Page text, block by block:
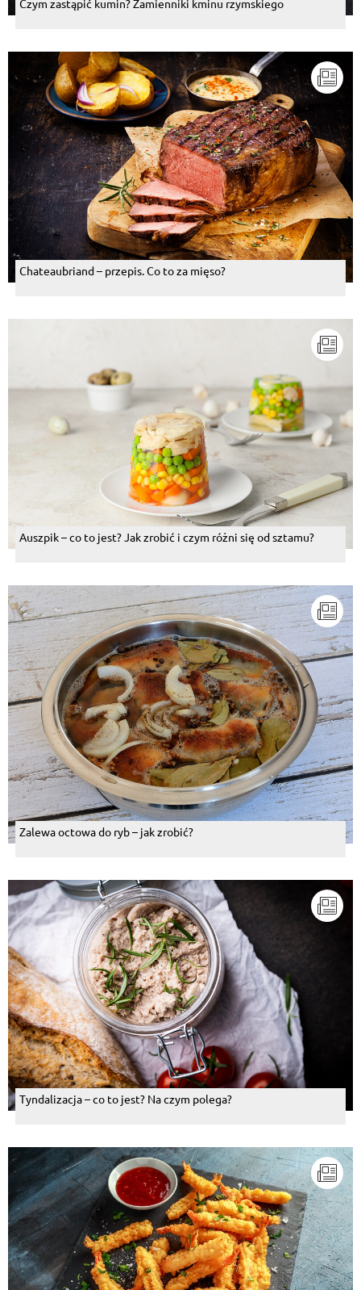
Czym zastąpić kumin? Zamienniki kminu rzymskiego
Chateaubriand – przepis. Co to za mięso?
Auszpik – co to jest? Jak zrobić i czym różni się od sztamu?
Zalewa octowa do ryb – jak zrobić?
Tyndalizacja – co to jest? Na czym polega?